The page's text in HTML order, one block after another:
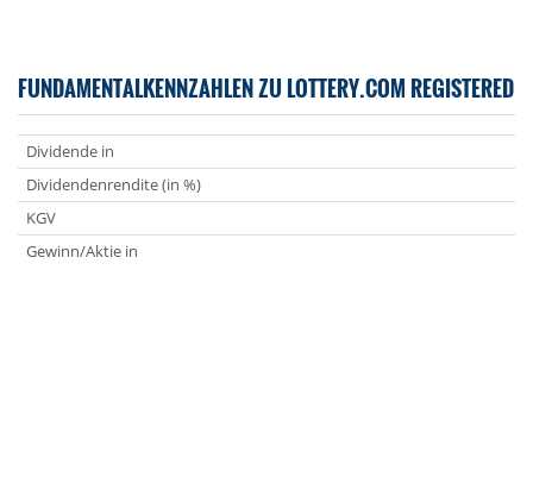
FUNDAMENTALKENNZAHLEN ZU LOTTERY.COM REGISTERED
Dividende in
Dividendenrendite (in %)
KGV
Gewinn/Aktie in